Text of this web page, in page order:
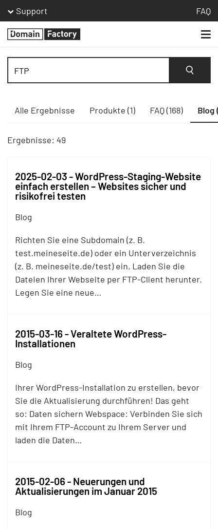
Support FAQ
Homepage
Suche
Alle Ergebnisse Produkte (1) FAQ (168) Blog
Ergebnisse: 49
2025-02-03 - WordPress-Staging-Website
einfach erstellen – Websites sicher und
risikofrei testen
Blog
Richten Sie eine Subdomain (z. B.
test.meineseite.de) oder ein Unterverzeichnis
(z. B. meineseite.de/test) ein. Laden Sie die
Dateien Ihrer Webseite per FTP-Client herunter.
Legen Sie eine neue…
2015-03-16 - Veraltete WordPress-
Installationen
Blog
Ihrer WordPress-Installation zu erstellen, bevor
Sie die Aktualisierung durchführen! Das geht
so: Daten sichern Webspace: Verbinden Sie sich
mit Ihrem FTP-Account zu Ihrem Server und
laden die Daten…
2015-02-06 - Neuerungen und
Aktualisierungen im Januar 2015
Blog